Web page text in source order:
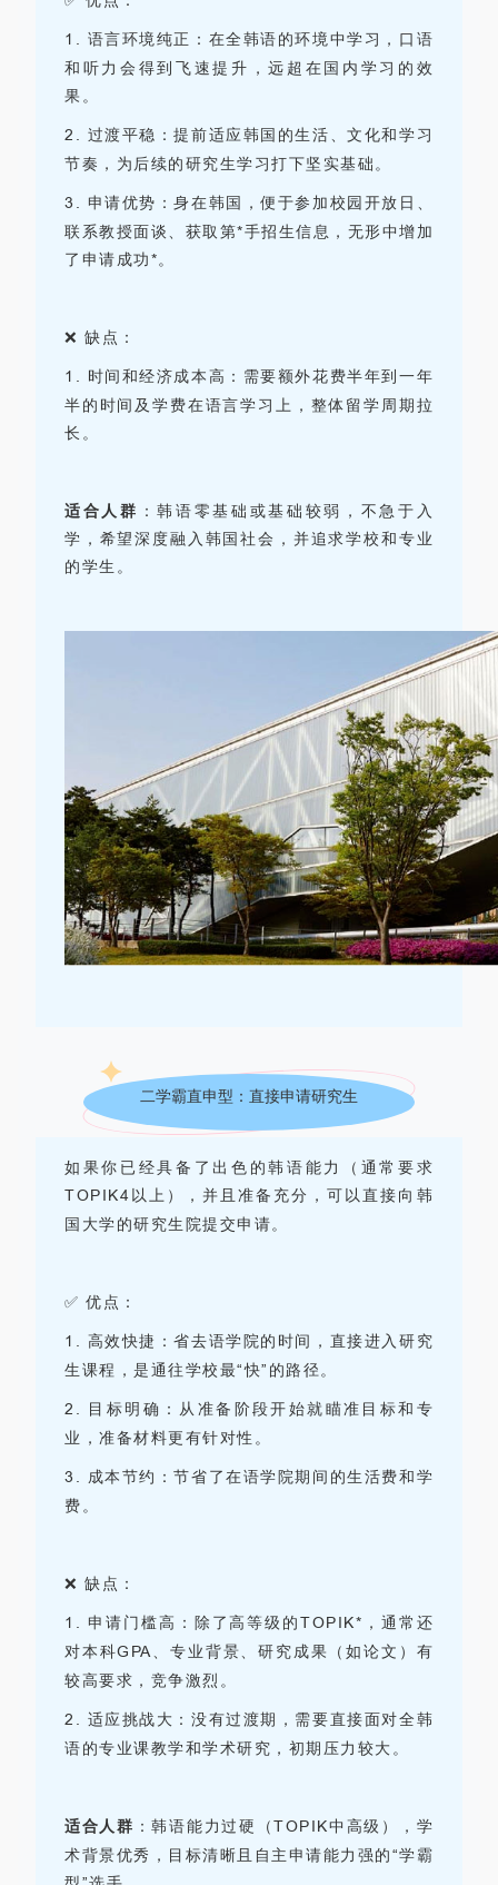
1. 语言环境纯正：在全韩语的环境中学习，口语
和听力会得到飞速提升，远超在国内学习的效
果。
2. 过渡平稳：提前适应韩国的生活、文化和学习
节奏，为后续的研究生学习打下坚实基础。
3. 申请优势：身在韩国，便于参加校园开放日、
联系教授面谈、获取第*手招生信息，无形中增加
了申请成功*。
❌ 缺点：
1. 时间和经济成本高：需要额外花费半年到一年
半的时间及学费在语言学习上，整体留学周期拉
长。
适合人群 ：韩语零基础或基础较弱，不急于入
学，希望深度融入韩国社会，并追求学校和专业
的学生。
二学霸直申型： 直接申请研究生
如果你已经具备了出色的韩语能力（通常要求
TOPIK4 以上 ），并且准备充分，可以直接向韩
国大学的研究生院提交申请。
✅ 优点：
1. 高效快捷：省去语学院的时间，直接进入研究
生课程，是通往学校最“快”的路径。
2. 目标明确：从准备阶段开始就瞄准目标和专
业，准备材料更有针对性。
3. 成本节约：节省了在语学院期间的生活费和学
费。
❌ 缺点：
1. 申请门槛高：除了高等级的TOPIK*，通常还
对本科GPA、专业背景、研究成果（如论文）有
较高要求，竞争激烈。
2. 适应挑战大：没有过渡期，需要直接面对全韩
语的专业课教学和学术研究，初期压力较大。
适合人群 ：韩语能力过硬（TOPIK中 高级），学
术背景优秀，目标清晰且自主申请能力强的“学霸